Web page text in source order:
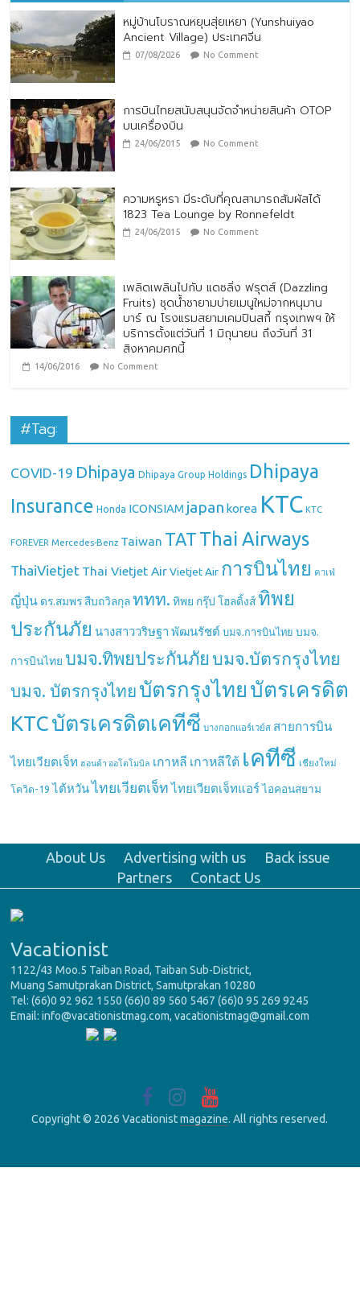
หมู่บ้านโบราณหยุนสุ่ยเหยา (Yunshuiyao
Ancient Village) ประเทศจีน
07/08/2026 No Comment
การบินไทยสนับสนุนจัดจำหน่ายสินค้า OTOP
บนเครื่องบิน
24/06/2015 No Comment
ความหรูหรา มีระดับที่คุณสามารถสัมผัสได้
1823 Tea Lounge by Ronnefeldt
24/06/2015 No Comment
เพลิดเพลินไปกับ แดซลิ่ง ฟรุตส์ (Dazzling
Fruits) ชุดน้ำชายามบ่ายเมนูใหม่จากหนุมาน
บาร์ ณ โรงแรมสยามเคมปินสกี้ กรุงเทพฯ ให้
บริการตั้งแต่วันที่ 1 มิถุนายน ถึงวันที่ 31
สิงหาคมศกนี้
14/06/2016 No Comment
#Tag:
COVID-19 Dhipaya Dhipaya Group Holdings Dhipaya
Insurance Honda ICONSIAM japan korea KTC KTC
FOREVER Mercedes-Benz Taiwan TAT Thai Airways
ThaiVietjet Thai Vietjet Air Vietjet Air การบินไทย คาเฟ่
ญี่ปุ่น ดร.สมพร สืบถวิลกุล ททท. ทิพย กรุ๊ป โฮลดิ้งส์ ทิพย
ประกันภัย นางสาววริษฐา พัฒนรัชต์ บมจ.การบินไทย บมจ.
การบินไทย บมจ.ทิพยประกันภัย บมจ.บัตรกรุงไทย
บมจ. บัตรกรุงไทย บัตรกรุงไทย บัตรเครดิต
KTCบัตรเครดิตเคทีซี บางกอกแอร์เวย์ส สายการบิน
ไทยเวียตเจ็ท ฮอนด้า ออโตโมบิล เกาหลี เกาหลีใต้ เคทีซี เชียงใหม่
โควิด-19 ไต้หวัน ไทยเวียตเจ็ท ไทยเวียตเจ็ทแอร์ ไอคอนสยาม
About Us Advertising with us
Back issue
Partners
Contact Us
Vacationist
1122/43 Moo.5 Taiban Road, Taiban Sub-District,
Muang Samutprakan District, Samutprakan 10280
Tel: (66)0 92 962 1550 (66)0 89 560 5467 (66)0 95 269 9245
Email: info@vacationistmag.com, vacationistmag@gmail.com
Copyright © 2026 Vacationistmagazine. All rights reserved.